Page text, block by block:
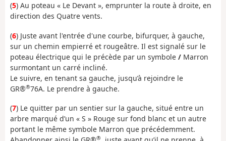
(5) Au poteau « Le Devant », emprunter la route à droite, en
direction des Quatre vents.
(6) Juste avant l'entrée d'une courbe, bifurquer, à gauche,
sur un chemin empierré et rougeâtre. Il est signalé sur le
poteau électrique qui le précède par un symbole / Marron
surmontant un carré incliné.
Le suivre, en tenant sa gauche, jusqu’à rejoindre le
GR®®76A. Le prendre à gauche.
(7) Le quitter par un sentier sur la gauche, situé entre un
arbre marqué d’un « S » Rouge sur fond blanc et un autre
portant le même symbole Marron que précédemment.
®